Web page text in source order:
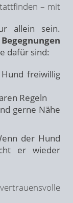
– mit
allein sein.
dafür sind:
freiwillig
Regeln
gerne Nähe
der Hund
er wieder